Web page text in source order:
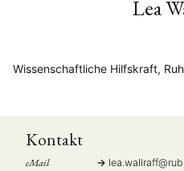
Lea
Wissenschaftliche Hilfskraft,
Kontakt
eMail lea.wallraff@